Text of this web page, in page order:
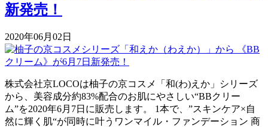
新発売！
2020年06月02日
株式会社京LOCOは柚子の京コスメ「和(わ)えか」シリーズ
から、美容成分約83%配合のお肌にやさしい“BBクリー
ム”を2020年6月7日に販売します。 1本で、”スキンケア×自
然に輝く肌“が同時に叶うワンマイル・ファンデーション 商